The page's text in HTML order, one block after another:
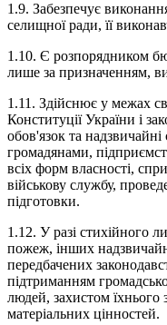
1.9. Забезпечує
селищної ради, її
1.10. Є розпорядником
лише за призначенням,
1.11. Здійснює у межах
Конституції України і
обов'язок та
громадянами,
всіх форм власності,
військову службу,
підготовки.
1.12. У разі стихійного
пожеж, інших
передбачених
підтриманням
людей, захистом їхнього
матеріальних цінностей.